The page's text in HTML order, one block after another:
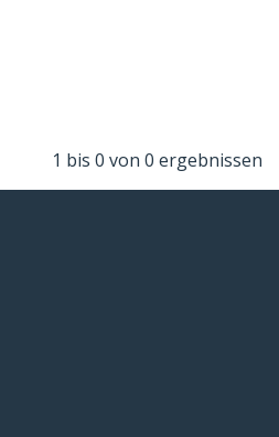
1 bis 0 von 0 ergebnissen